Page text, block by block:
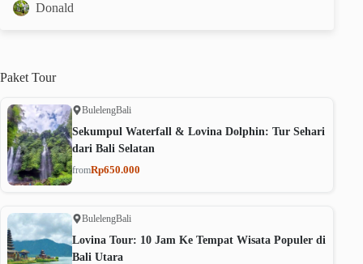
Donald
Paket Tour
BulelengBali
Sekumpul Waterfall & Lovina Dolphin: Tur Sehari
dari Bali Selatan
fromRp650.000
BulelengBali
Lovina Tour: 10 Jam Ke Tempat Wisata Populer di
Bali Utara